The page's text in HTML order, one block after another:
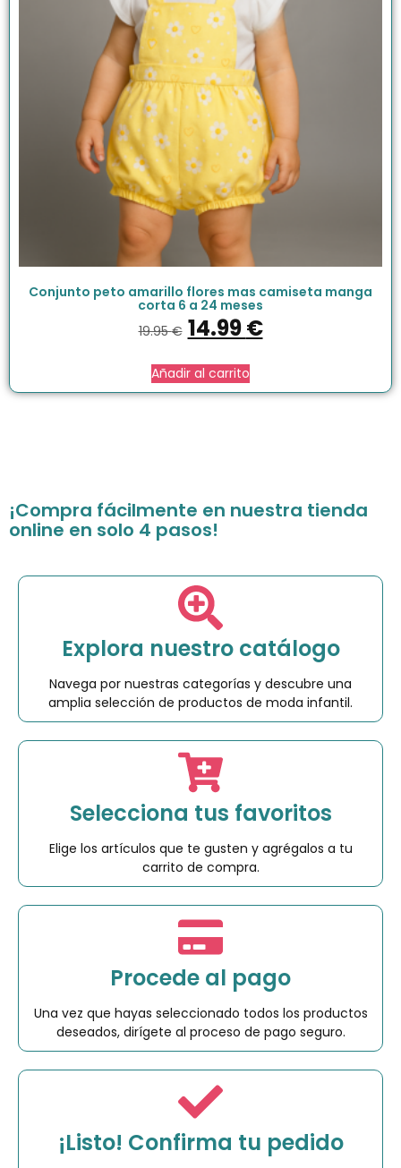
Conjunto peto amarillo flores mas camiseta manga
corta 6 a 24 meses
19.95€ 14.99€
Añadir al carrito
¡Compra fácilmente en nuestra tienda
online en solo 4 pasos!
Explora nuestro catálogo
Navega por nuestras categorías y descubre una
amplia selección de productos de moda infantil.
Selecciona tus favoritos
Elige los artículos que te gusten y agrégalos a tu
carrito de compra.
Procede al pago
Una vez que hayas seleccionado todos los productos
deseados, dirígete al proceso de pago seguro.
¡Listo! Confirma tu pedido